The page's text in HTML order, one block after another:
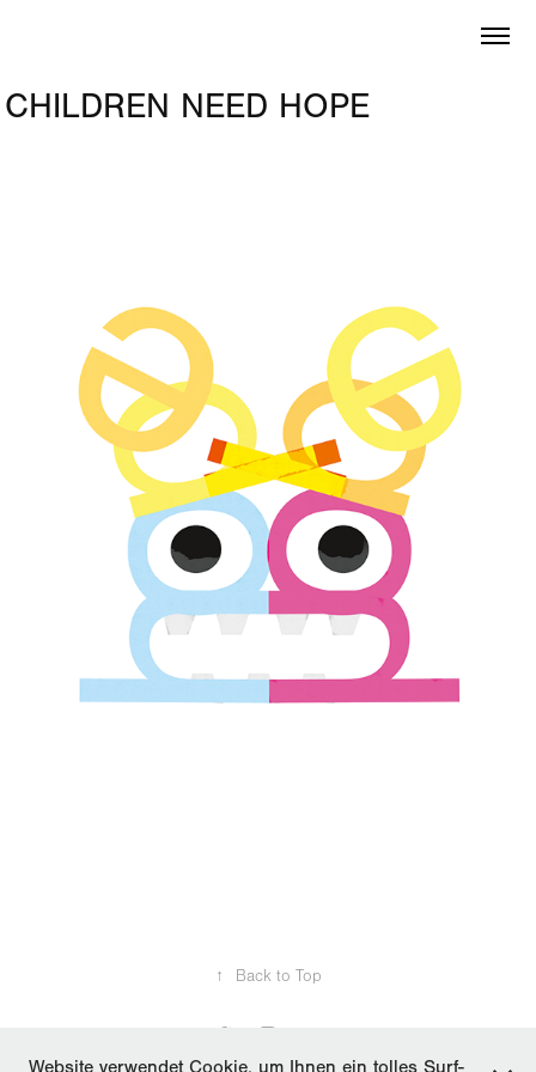
CHILDREN NEED HOPE
↑ Back to Top
Website verwendet Cookie, um Ihnen ein tolles Surf-